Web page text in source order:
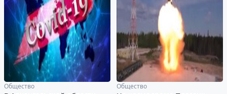
Общество Общество